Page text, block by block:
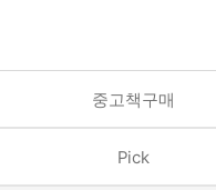
중고책구매
Pick